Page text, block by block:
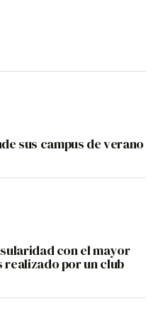
sus campus de verano
con el mayor
por un club